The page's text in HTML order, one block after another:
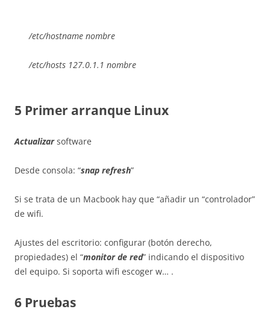
/etc/hostname nombre
/etc/hosts 127.0.1.1 nombre
5 Primer arranque Linux
Actualizarsoftware
Desde consola: “snap refresh”
Si se trata de un Macbook hay que “añadir un “controlador”
de wifi.
Ajustes del escritorio: configurar (botón derecho,
propiedades) el “monitor de red” indicando el dispositivo
del equipo. Si soporta wifi escoger w… .
6 Pruebas